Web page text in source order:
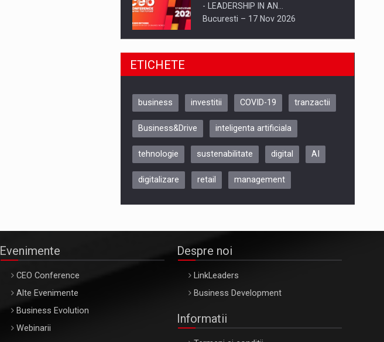
- LEADERSHIP IN AN…
Bucuresti – 17 Nov 2026
Be Inspired. Make it Happen!, CLUJ, 9
ARTEMIS LETO, ORADEA, 8
Oradea – 8 Oct 2026
ETICHETE
business investitii COVID-19 tranzactii
Business&Drive inteligenta artificiala
tehnologie sustenabilitate digital AI
digitalizare retail management
Evenimente
CEO Conference
Alte Evenimente
Business Evolution
Webinarii
Despre noi
LinkLeaders
Business Development
Informatii